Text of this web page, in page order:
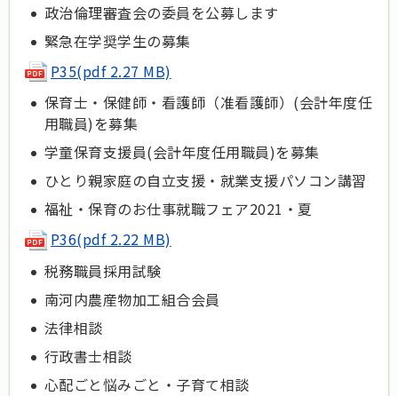
政治倫理審査会の委員を公募します
緊急在学奨学生の募集
P35(pdf 2.27 MB)
保育士・保健師・看護師（准看護師）(会計年度任
用職員)を募集
学童保育支援員(会計年度任用職員)を募集
ひとり親家庭の自立支援・就業支援パソコン講習
福祉・保育のお仕事就職フェア2021・夏
P36(pdf 2.22 MB)
税務職員採用試験
南河内農産物加工組合会員
法律相談
行政書士相談
心配ごと悩みごと・子育て相談